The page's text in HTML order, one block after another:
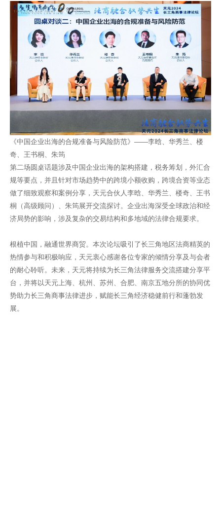
《中国企业出海的合规准备与风险防范》——李晗、华秀兰、楼
奇、王书桐、朱筠
第二场圆桌话题涉及中国企业出海的架构搭建，税务筹划，外汇合
规等要点，并且针对市场趋势中的跨境小额收购，跨境合资等业态
做了细致观察和案例分享，天元合伙人李晗、华秀兰、楼奇、王书
桐（高级顾问）、朱筠展开交流探讨。企业出海深受全球政治和经
济局势的影响，涉及复杂的交易结构和多地域的法律合规要求。
根植中国，融通世界商贸。本次论坛吸引了长三角地区法商精英的
热情参与和积极响应，天元衷心感谢各位专家的倾情分享及与会者
的耐心聆听。未来，天元将持续为长三角法律服务交流搭建分享平
台，并将以天元上海、杭州、苏州、合肥、南京五地分所的协同优
势助力长三角商事法律进步，赋能长三角经济稳健前行和蓬勃发
展。